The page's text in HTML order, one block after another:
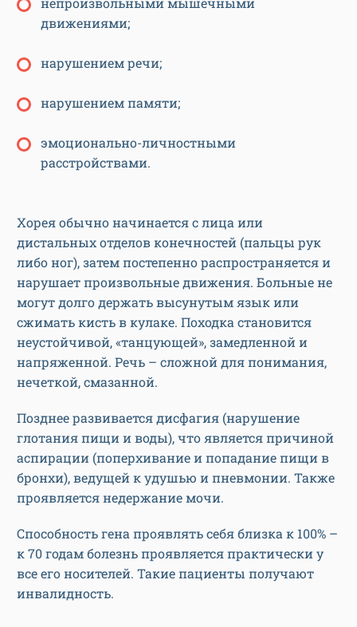
движениями;
нарушением речи;
нарушением памяти;
эмоционально-личностными
расстройствами.
Хорея обычно начинается с лица или
дистальных отделов конечностей (пальцы рук
либо ног), затем постепенно распространяется и
нарушает произвольные движения. Больные не
могут долго держать высунутым язык или
сжимать кисть в кулаке. Походка становится
неустойчивой, «танцующей», замедленной и
напряженной. Речь – сложной для понимания,
нечеткой, смазанной.
Позднее развивается дисфагия (нарушение
глотания пищи и воды), что является причиной
аспирации (поперхивание и попадание пищи в
бронхи), ведущей к удушью и пневмонии. Также
проявляется недержание мочи.
Способность гена проявлять себя близка к 100% –
к 70 годам болезнь проявляется практически у
все его носителей. Такие пациенты получают
инвалидность.